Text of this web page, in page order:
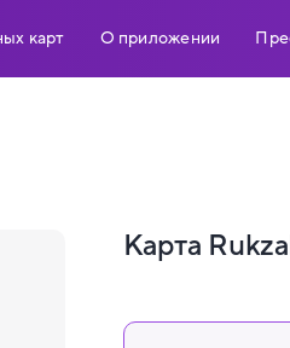
карт О приложении
Карта